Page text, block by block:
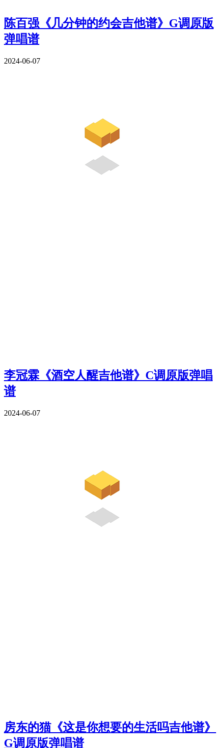
陈百强《几分钟的约会吉他谱》G调原版
弹唱谱
2024-06-07
李冠霖《酒空人醒吉他谱》C调原版弹唱
谱
2024-06-07
房东的猫《这是你想要的生活吗吉他谱》
G调原版弹唱谱